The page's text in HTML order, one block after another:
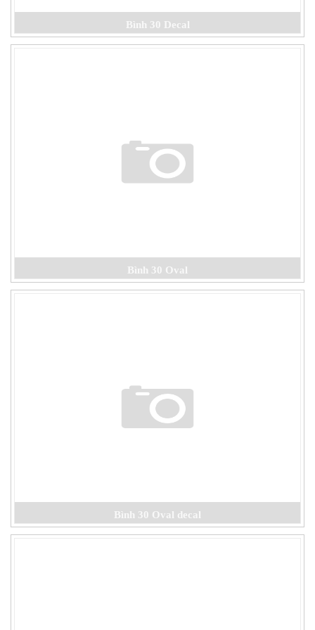
Bình 30 Decal
Bình 30 Oval
Bình 30 Oval decal